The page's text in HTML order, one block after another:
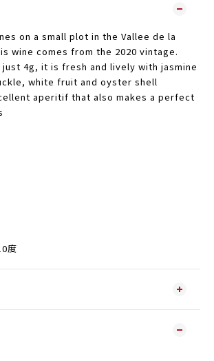
on a small plot in the Vallee de la
wine comes from the 2020 vintage.
4g, it is fresh and lively with jasmine
white fruit and oyster shell
aperitif that also makes a perfect
度